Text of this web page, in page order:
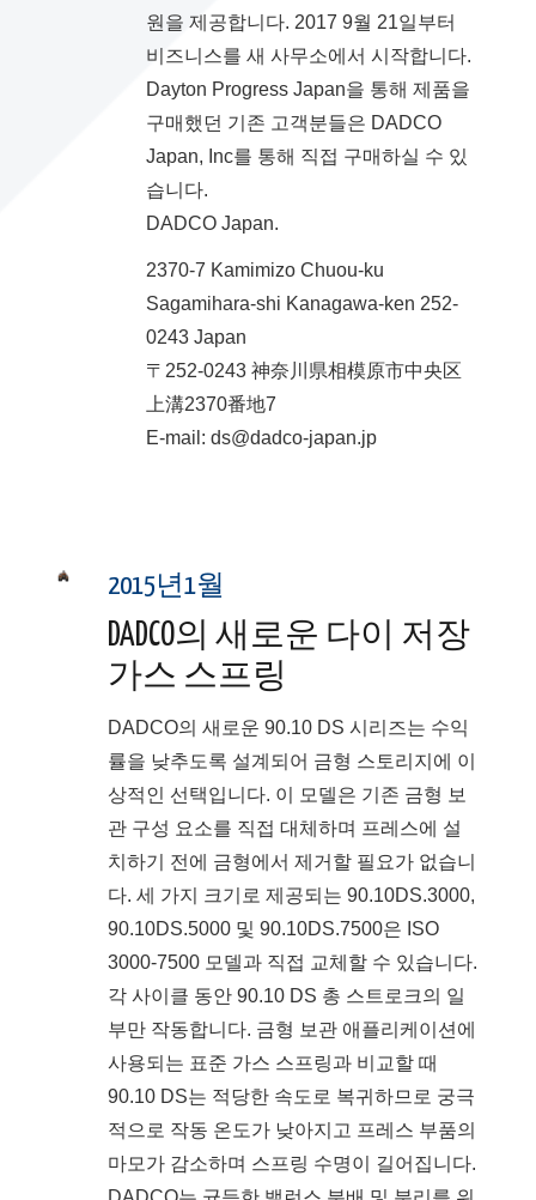
원을 제공합니다. 2017 9월 21일부터
비즈니스를 새 사무소에서 시작합니다.
Dayton Progress Japan을 통해 제품을
구매했던 기존 고객분들은 DADCO
Japan, Inc를 통해 직접 구매하실 수 있
습니다.
DADCO Japan.
2370-7 Kamimizo Chuou-ku
Sagamihara-shi Kanagawa-ken 252-
0243 Japan
〒252-0243 神奈川県相模原市中央区
上溝2370番地7
E-mail: ds@dadco-japan.jp
2015년1월
DADCO의 새로운 다이 저장
가스 스프링
DADCO의 새로운 90.10 DS 시리즈는 수익
률을 낮추도록 설계되어 금형 스토리지에 이
상적인 선택입니다. 이 모델은 기존 금형 보
관 구성 요소를 직접 대체하며 프레스에 설
치하기 전에 금형에서 제거할 필요가 없습니
다. 세 가지 크기로 제공되는 90.10DS.3000,
90.10DS.5000 및 90.10DS.7500은 ISO
3000-7500 모델과 직접 교체할 수 있습니다.
각 사이클 동안 90.10 DS 총 스트로크의 일
부만 작동합니다. 금형 보관 애플리케이션에
사용되는 표준 가스 스프링과 비교할 때
90.10 DS는 적당한 속도로 복귀하므로 궁극
적으로 작동 온도가 낮아지고 프레스 부품의
마모가 감소하며 스프링 수명이 길어집니다.